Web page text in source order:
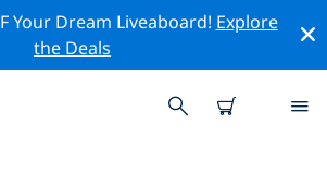
Your Dream Liveaboard! Explore
the Deals